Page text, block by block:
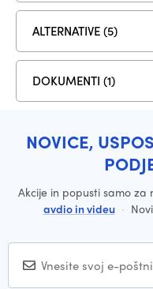
ALTERNATIVE (5)
DOKUMENTI (1)
NOVICE,
Akcije in popusti samo za
avdio in videu ·